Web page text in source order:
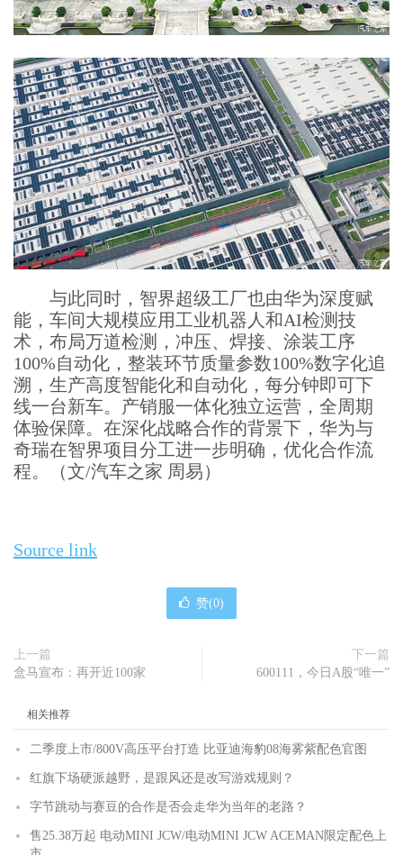
与此同时，智界超级工厂也由华为深度赋
能，车间大规模应用工业机器人和AI检测技
术，布局万道检测，冲压、焊接、涂装工序
100%自动化，整装环节质量参数100%数字化追
溯，生产高度智能化和自动化，每分钟即可下
线一台新车。产销服一体化独立运营，全周期
体验保障。在深化战略合作的背景下，华为与
奇瑞在智界项目分工进一步明确，优化合作流
程。（文/汽车之家 周易）
Source link
赞(0)
上一篇
盒马宣布：再开近100家
下一篇
600111，今日A股“唯一”
相关推荐
二季度上市/800V高压平台打造 比亚迪海豹08海雾紫配色官图
红旗下场硬派越野，是跟风还是改写游戏规则？
字节跳动与赛豆的合作是否会走华为当年的老路？
售25.38万起 电动MINI JCW/电动MINI JCW ACEMAN限定配色上